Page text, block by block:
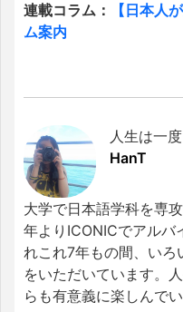
連載コラム：
【日本人
ム案内
人生は一度
HanT
大学で日本語学科を専
年よりICONICでアルバ
れこれ7年もの間、いろ
をいただいています。
らも有意義に楽しんで